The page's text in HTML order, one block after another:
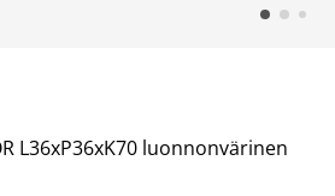
L36xP36xK70 luonnonvärinen